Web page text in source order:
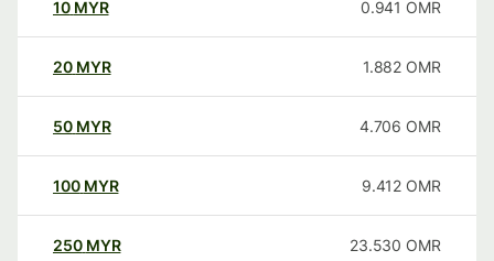
10 MYR 0.941 OMR
20 MYR 1.882 OMR
50 MYR 4.706 OMR
100 MYR 9.412 OMR
250 MYR 23.530 OMR